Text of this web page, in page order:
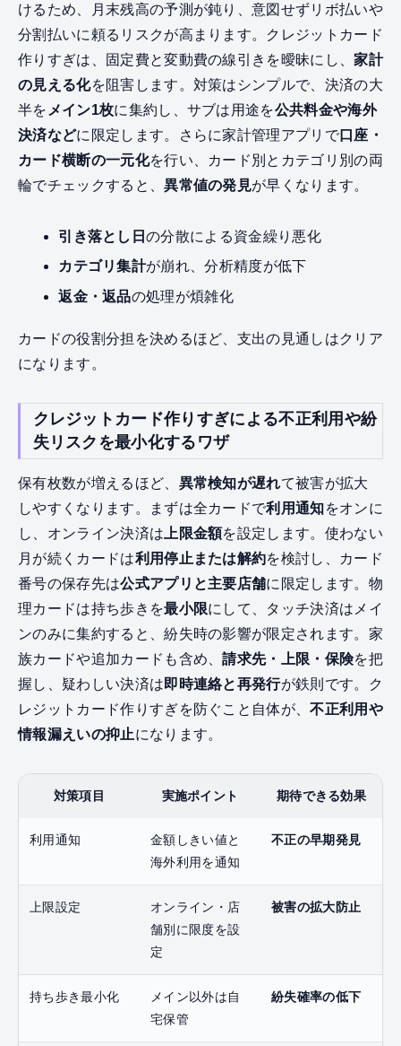
けるため、月末残高の予測が鈍り、意図せずリボ払いや
分割払いに頼るリスクが高まります。クレジットカード
作りすぎは、固定費と変動費の線引きを曖昧にし、家計
の見える化を阻害します。対策はシンプルで、決済の大
半を メイン1枚に集約し、サブは用途を公共料金や海外
決済などに限定します。さらに家計管理アプリで口座・
カード横断の一元化を行い、カード別とカテゴリ別の両
輪でチェックすると、異常値の発見が早くなります。
引き落とし日の分散による資金繰り悪化
カテゴリ集計が崩れ、分析精度が低下
返金・返品の処理が煩雑化
カードの役割分担を決めるほど、支出の見通しはクリア
になります。
クレジットカード作りすぎによる不正利用や紛
失リスクを最小化するワザ
保有枚数が増えるほど、 異常検知が遅れて被害が拡大
しやすくなります。まずは全カードで利用通知をオンに
し、オンライン決済は 上限金額を設定します。使わない
月が続くカードは利用停止または解約を検討し、カード
番号の保存先は公式アプリと主要店舗に限定します。物
理カードは持ち歩きを最小限にして、タッチ決済はメイ
ンのみに集約すると、紛失時の影響が限定されます。家
族カードや追加カードも含め、請求先・上限・保険を把
握し、疑わしい決済は即時連絡と再発行が鉄則です。ク
レジットカード作りすぎを防ぐこと自体が、不正利用や
情報漏えいの抑止になります。
対策項目 実施ポイント 期待できる効果
利用通知
金額しきい値と
海外利用を通知
不正の早期発見
上限設定
オンライン・店
舗別に限度を設
定
被害の拡大防止
持ち歩き最小化
メイン以外は自
宅保管
紛失確率の低下